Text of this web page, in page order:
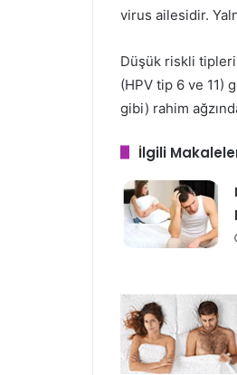
virus ailesidir.
Düşük riskli
(HPV tip 6 ve 11)
gibi) rahim
İlgili